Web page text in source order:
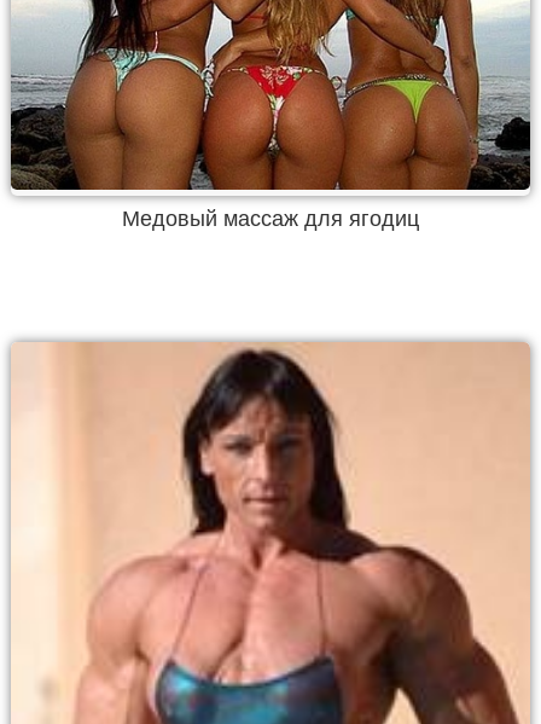
Медовый массаж для ягодиц